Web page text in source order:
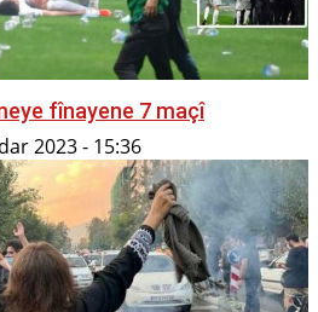
fînayene 7 maçî
2023 - 15:36